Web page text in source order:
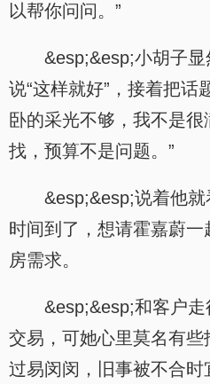
以帮你问问。”
&esp;&esp;小胡子
说“这样就好”，接着把话
卧的采光不够，我不是
找，预算不是问题。”
&esp;&esp;说着他
时间到了，想请霍嘉蔚
房需求。
&esp;&esp;和客户
交易，可她心里莫名有
过易闵闵，旧事被不合